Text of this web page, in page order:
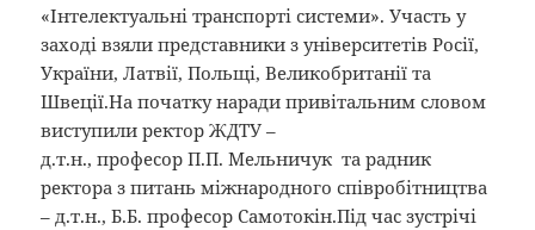
«Інтелектуальні транспорті системи». Участь у
заході взяли представники з університетів Росії,
України, Латвії, Польщі, Великобританії та
Швеції.На початку наради привітальним словом
виступили ректор ЖДТУ –
д.т.н., професор П.П. Мельничук та радник
ректора з питань міжнародного співробітництва
– д.т.н., Б.Б. професор Самотокін.Під час зустрічі